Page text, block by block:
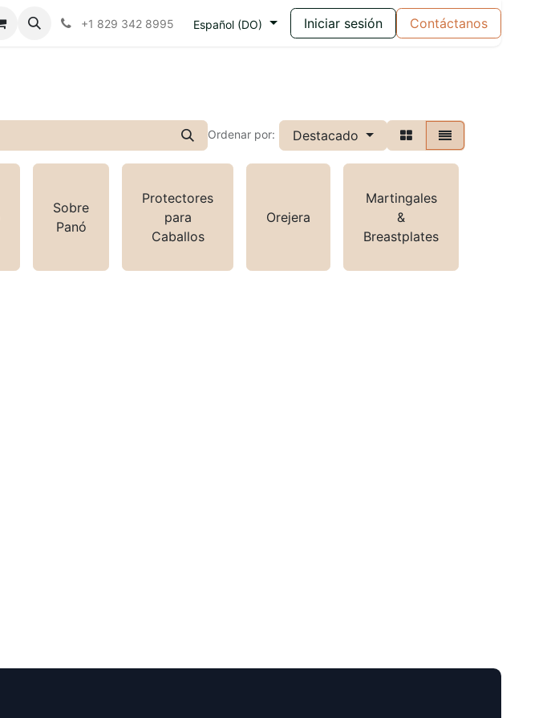
+1 829 342 8995 Español (DO) Iniciar sesión Contáctanos
Ordenar por: Destacado
Sobre
Panó
Protectores
para
Caballos
Orejera
Martingales
&
Breastplates